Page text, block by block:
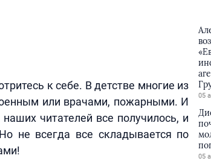
к себе. В детстве многие из
или врачами, пожарными. И
читателей все получилось, и
не всегда все складывается по
05
05